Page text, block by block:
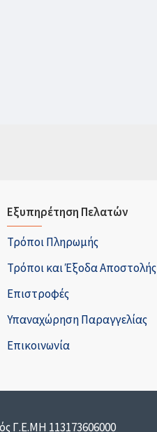
Εξυπηρέτηση Πελατών
Τρόποι Πληρωμής
Τρόποι και Έξοδα Αποστολής
Επιστροφές
Υπαναχώρηση Παραγγελίας
Επικοινωνία
Γ.Ε.ΜΗ 113173606000